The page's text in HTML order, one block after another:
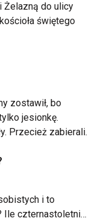
Żelazną do ulicy
świętego
zostawił, bo
jesionkę.
Przecież zabierali.
i to
Ile czternastoletni…